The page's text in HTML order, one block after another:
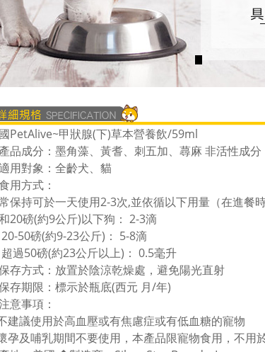
PetAlive~甲狀腺(下)草本營養飲/59ml
品成分：墨角藻、黃耆、刺五加、蕁麻 非活性成分
用對象：全齡犬、貓
用方式：
保持可於一天使用2-3次,並依循以下用量（在進餐
20磅(約9公斤)以下狗： 2-3滴
50磅(約9-23公斤)： 5-8滴
過50磅(約23公斤以上)： 0.5毫升
存方式：放置於陰涼乾燥處，避免陽光直射
存期限：標示於瓶底(西元 月/年)
意事項：
建議使用於高血壓或有焦慮症或有低血糖的寵物
孕及哺乳期間不要使用，本產品限寵物食用，不用